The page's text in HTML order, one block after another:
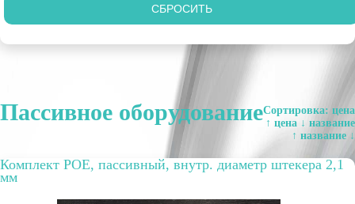
Пассивное оборудованиеСортировка: цена
↑ цена ↓ название
↑ название ↓
Комплект POE, пассивный, внутр. диаметр штекера 2,1
мм